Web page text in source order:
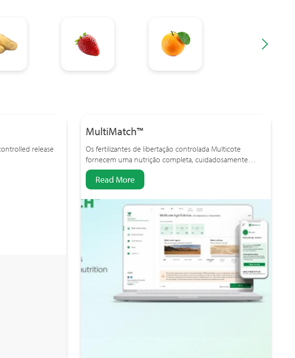
release
MultiMatch™
Os fertilizantes de libertação controlada Multicote
fornecem uma nutrição completa, cuidadosamente…
Read More